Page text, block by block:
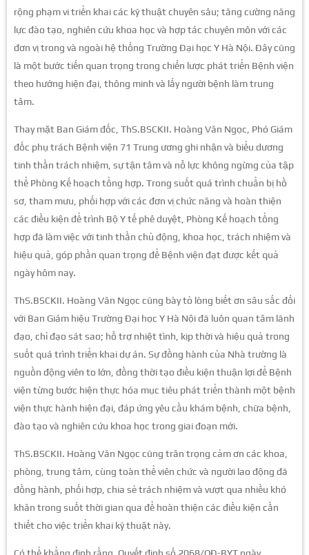
rộng phạm vi triển khai các kỹ thuật chuyên sâu; tăng cường năng
lực đào tạo, nghiên cứu khoa học và hợp tác chuyên môn với các
đơn vị trong và ngoài hệ thống Trường Đại học Y Hà Nội. Đây cũng
là một bước tiến quan trọng trong chiến lược phát triển Bệnh viện
theo hướng hiện đại, thông minh và lấy người bệnh làm trung
tâm.
Thay mặt Ban Giám đốc, ThS.BSCKII. Hoàng Văn Ngọc, Phó Giám
đốc phụ trách Bệnh viện 71 Trung ương ghi nhận và biểu dương
tinh thần trách nhiệm, sự tận tâm và nỗ lực không ngừng của tập
thể Phòng Kế hoạch tổng hợp. Trong suốt quá trình chuẩn bị hồ
sơ, tham mưu, phối hợp với các đơn vị chức năng và hoàn thiện
các điều kiện để trình Bộ Y tế phê duyệt, Phòng Kế hoạch tổng
hợp đã làm việc với tinh thần chủ động, khoa học, trách nhiệm và
hiệu quả, góp phần quan trọng để Bệnh viện đạt được kết quả
ngày hôm nay.
ThS.BSCKII. Hoàng Văn Ngọc cũng bày tỏ lòng biết ơn sâu sắc đối
với Ban Giám hiệu Trường Đại học Y Hà Nội đã luôn quan tâm lãnh
đạo, chỉ đạo sát sao; hỗ trợ nhiệt tình, kịp thời và hiệu quả trong
suốt quá trình triển khai dự án. Sự đồng hành của Nhà trường là
nguồn động viên to lớn, đồng thời tạo điều kiện thuận lợi để Bệnh
viện từng bước hiện thực hóa mục tiêu phát triển thành một bệnh
viện thực hành hiện đại, đáp ứng yêu cầu khám bệnh, chữa bệnh,
đào tạo và nghiên cứu khoa học trong giai đoạn mới.
ThS.BSCKII. Hoàng Văn Ngọc cũng trân trọng cảm ơn các khoa,
phòng, trung tâm, cùng toàn thể viên chức và người lao động đã
đồng hành, phối hợp, chia sẻ trách nhiệm và vượt qua nhiều khó
khăn trong suốt thời gian qua để hoàn thiện các điều kiện cần
thiết cho việc triển khai kỹ thuật này.
Có thể khẳng định rằng, Quyết định số 2068/QĐ-BYT ngày